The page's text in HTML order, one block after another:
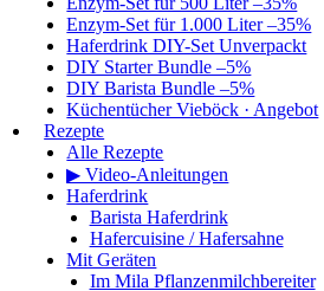
Enzym-Set für 1.000 Liter –35%
Haferdrink DIY-Set Unverpackt
DIY Starter Bundle –5%
DIY Barista Bundle –5%
Küchentücher Vieböck · Angebot
Rezepte
Alle Rezepte
▶ Video-Anleitungen
Haferdrink
Barista Haferdrink
Hafercuisine / Hafersahne
Mit Geräten
Im Mila Pflanzenmilchbereiter